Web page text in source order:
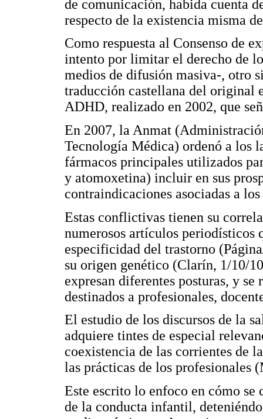
de comunicación, habida cuenta
respecto de la existencia misma
Como respuesta al Consenso de
intento por limitar el derecho de
medios de difusión masiva-, otro
traducción castellana del original
ADHD, realizado en 2002, que
En 2007, la Anmat
Tecnología Médica) ordenó a los
fármacos principales utilizados
y atomoxetina) incluir en sus
contraindicaciones asociadas a
Estas conflictivas tienen su
numerosos artículos periodísticos
especificidad del trastorno
su origen genético (Clarín, 1/10/
expresan diferentes posturas, y
destinados a profesionales,
El estudio de los discursos de la
adquiere tintes de especial
coexistencia de las corrientes de
las prácticas de los
Este escrito lo enfoco en cómo
de la conducta infantil,